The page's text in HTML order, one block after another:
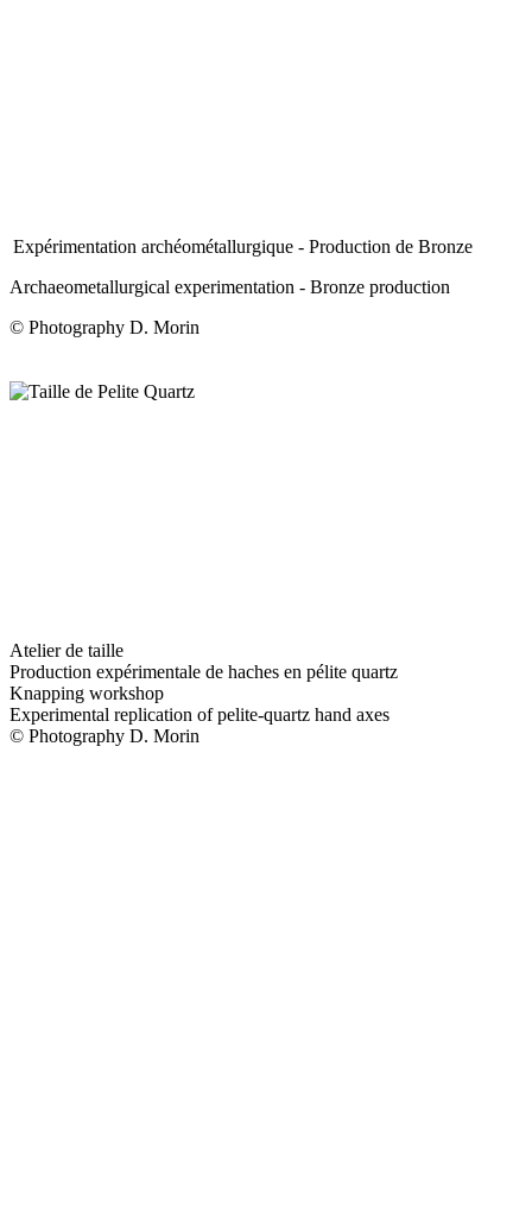
Expérimentation archéométallurgique - Production de Bronze
Archaeometallurgical experimentation - Bronze production
© Photography D. Morin
Atelier de taille
Production expérimentale de haches en pélite quartz
Knapping workshop
Experimental replication of pelite-quartz hand axes
© Photography D. Morin